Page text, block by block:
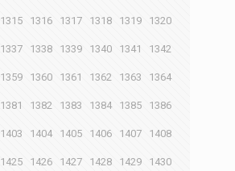
1315 1316 1317 1318 1319 1320
1337 1338 1339 1340 1341 1342
1359 1360 1361 1362 1363 1364
1381 1382 1383 1384 1385 1386
1403 1404 1405 1406 1407 1408
1425 1426 1427 1428 1429 1430